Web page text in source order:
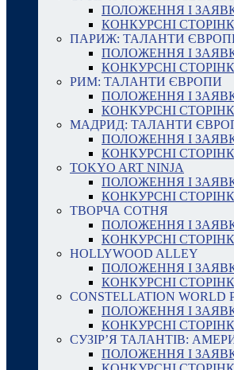
ПОЛОЖЕННЯ І
КОНКУРСНІ
ПАРИЖ: ТАЛАНТИ
ПОЛОЖЕННЯ І
КОНКУРСНІ
РИМ: ТАЛАНТИ ЄВРОПИ
ПОЛОЖЕННЯ І
КОНКУРСНІ
МАДРИД: ТАЛАНТИ
ПОЛОЖЕННЯ І
КОНКУРСНІ
TOKYO ART NINJA
ПОЛОЖЕННЯ І
КОНКУРСНІ
ТВОРЧА СОТНЯ
ПОЛОЖЕННЯ І
КОНКУРСНІ
HOLLYWOOD ALLEY
ПОЛОЖЕННЯ І
КОНКУРСНІ
CONSTELLATION WORLD
ПОЛОЖЕННЯ І
КОНКУРСНІ
СУЗІР’Я ТАЛАНТІВ:
ПОЛОЖЕННЯ І